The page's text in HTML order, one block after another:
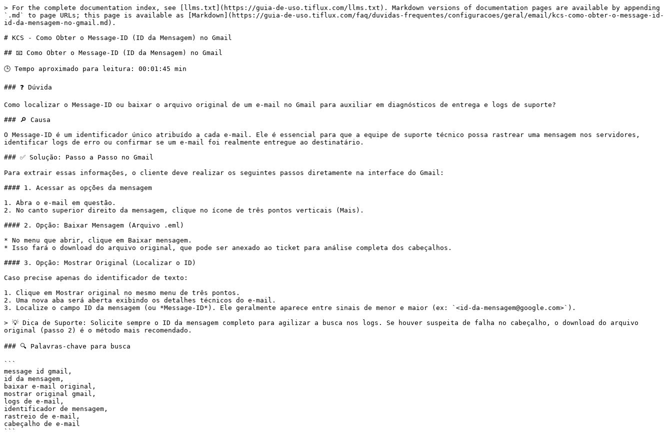
> For the complete documentation index, see [llms.txt](https://guia-de-uso.tiflux.com/llms.txt). Markdown versions of documentation pages are available by appending
`.md` to page URLs; this page is available as [Markdown](https://guia-de-uso.tiflux.com/faq/duvidas-frequentes/configuracoes/geral/email/kcs-como-obter-o-message-id-
id-da-mensagem-no-gmail.md).
# KCS - Como Obter o Message-ID (ID da Mensagem) no Gmail
## 📧 Como Obter o Message-ID (ID da Mensagem) no Gmail
🕒 Tempo aproximado para leitura: 00:01:45 min
### ❓ Dúvida
Como localizar o Message-ID ou baixar o arquivo original de um e-mail no Gmail para auxiliar em diagnósticos de entrega e logs de suporte?
### 🔎 Causa
O Message-ID é um identificador único atribuído a cada e-mail. Ele é essencial para que a equipe de suporte técnico possa rastrear uma mensagem nos servidores,
identificar logs de erro ou confirmar se um e-mail foi realmente entregue ao destinatário.
### ✅ Solução: Passo a Passo no Gmail
Para extrair essas informações, o cliente deve realizar os seguintes passos diretamente na interface do Gmail:
#### 1. Acessar as opções da mensagem
1. Abra o e-mail em questão.
2. No canto superior direito da mensagem, clique no ícone de três pontos verticais (Mais).
#### 2. Opção: Baixar Mensagem (Arquivo .eml)
* No menu que abrir, clique em Baixar mensagem.
* Isso fará o download do arquivo original, que pode ser anexado ao ticket para análise completa dos cabeçalhos.
#### 3. Opção: Mostrar Original (Localizar o ID)
Caso precise apenas do identificador de texto:
1. Clique em Mostrar original no mesmo menu de três pontos.
2. Uma nova aba será aberta exibindo os detalhes técnicos do e-mail.
3. Localize o campo ID da mensagem (ou *Message-ID*). Ele geralmente aparece entre sinais de menor e maior (ex: `<id-da-mensagem@google.com>`).
> 💡 Dica de Suporte: Solicite sempre o ID da mensagem completo para agilizar a busca nos logs. Se houver suspeita de falha no cabeçalho, o download do arquivo
original (passo 2) é o método mais recomendado.
### 🔍 Palavras-chave para busca
```
message id gmail,
id da mensagem,
baixar e-mail original,
mostrar original gmail,
logs de e-mail,
identificador de mensagem,
rastreio de e-mail,
cabeçalho de e-mail